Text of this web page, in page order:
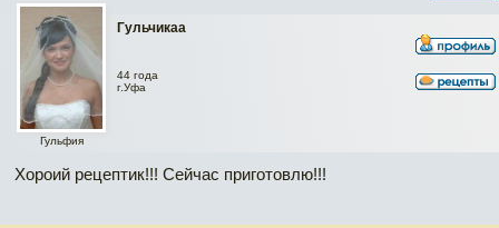
Гульчикаа
Гульфия
44 года
г.Уфа
Хороий рецептик!!! Сейчас приготовлю!!!